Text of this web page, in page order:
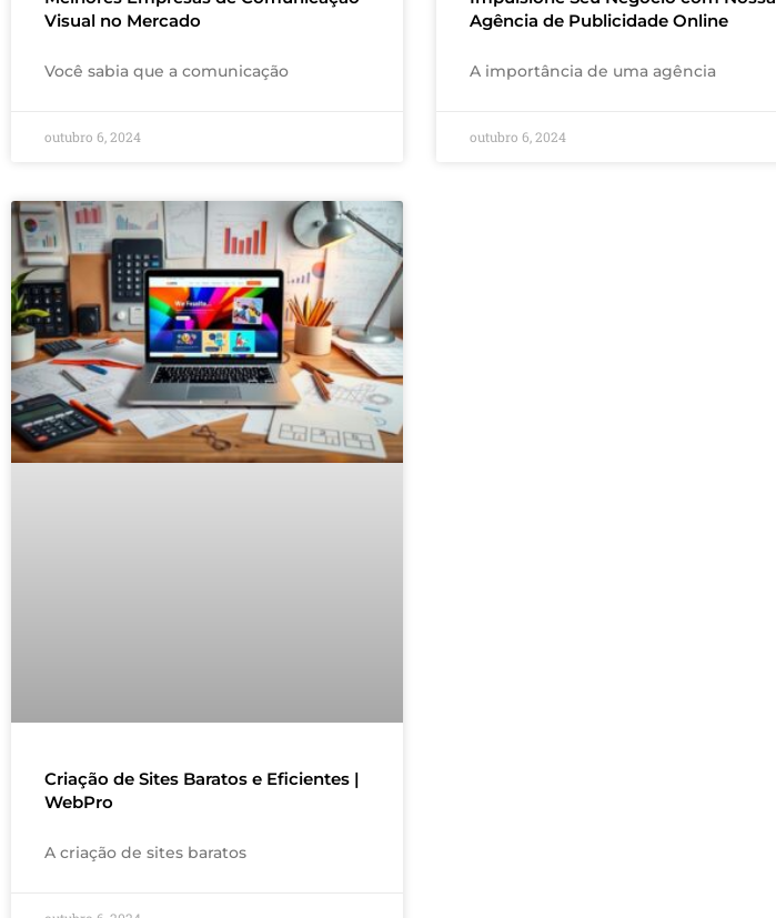
Visual no Mercado
Você sabia que a comunicação
outubro 6, 2024
Agência de Publicidade Online
A importância de uma agência
outubro 6, 2024
Criação de Sites Baratos e Eficientes |
WebPro
A criação de sites baratos